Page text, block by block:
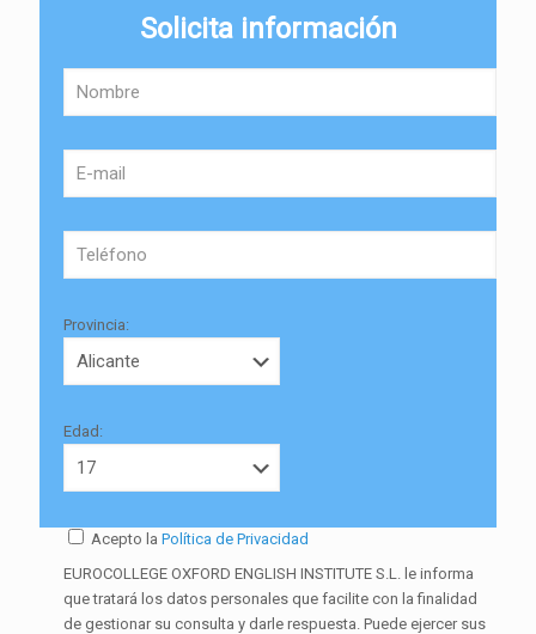
Solicita información
Provincia:
Edad:
Acepto la Política de Privacidad
EUROCOLLEGE OXFORD ENGLISH INSTITUTE S.L. le informa
que tratará los datos personales que facilite con la finalidad
de gestionar su consulta y darle respuesta. Puede ejercer sus